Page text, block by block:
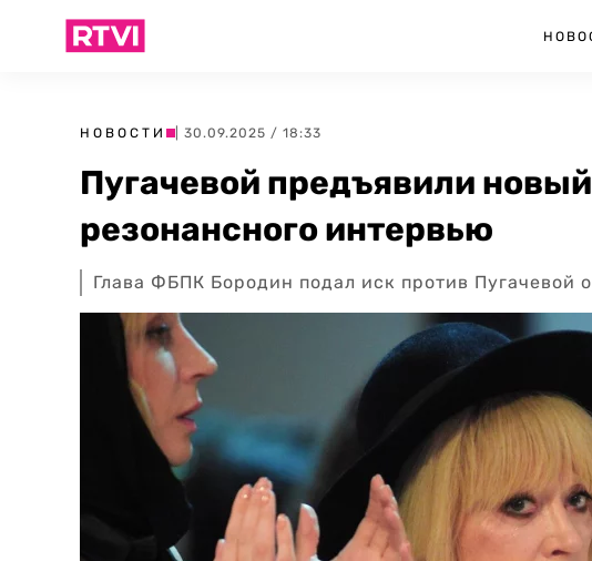
НОВОСТИ | 30.09.2025 / 18:33
Пугачевой предъявили
резонансного интервью
Глава ФБПК Бородин подал иск против Пугачевой